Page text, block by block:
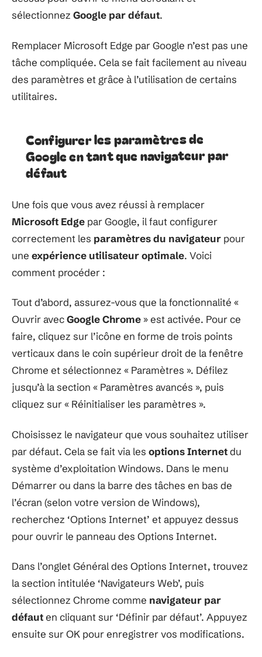
sélectionnez Google par défaut.
Remplacer Microsoft Edge par Google n’est pas une
tâche compliquée. Cela se fait facilement au niveau
des paramètres et grâce à l’utilisation de certains
utilitaires.
Configurer les paramètres de
Google en tant que navigateur par
défaut
Une fois que vous avez réussi à remplacer
Microsoft Edge par Google, il faut configurer
correctement les paramètres du navigateur pour
une expérience utilisateur optimale. Voici
comment procéder :
Tout d’abord, assurez-vous que la fonctionnalité «
Ouvrir avecGoogle Chrome» est activée. Pour ce
faire, cliquez sur l’icône en forme de trois points
verticaux dans le coin supérieur droit de la fenêtre
Chrome et sélectionnez « Paramètres ». Défilez
jusqu’à la section « Paramètres avancés », puis
cliquez sur « Réinitialiser les paramètres ».
Choisissez le navigateur que vous souhaitez utiliser
par défaut. Cela se fait via les options Internetdu
système d’exploitation Windows. Dans le menu
Démarrer ou dans la barre des tâches en bas de
l’écran (selon votre version de Windows),
recherchez ‘Options Internet’ et appuyez dessus
pour ouvrir le panneau des Options Internet.
Dans l’onglet Général des Options Internet, trouvez
la section intitulée ‘Navigateurs Web’, puis
sélectionnez Chrome comme navigateur par
défauten cliquant sur ‘Définir par défaut’. Appuyez
ensuite sur OK pour enregistrer vos modifications.